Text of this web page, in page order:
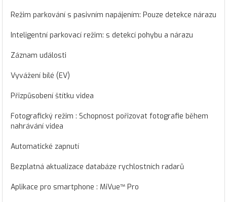
Režim parkování s pasivním napájením: Pouze detekce nárazu
Inteligentní parkovací režim: s detekcí pohybu a nárazu
Záznam události
Vyvážení bílé (EV)
Přizpůsobení štítku videa
Fotografický režim : Schopnost pořizovat fotografie během
nahrávání videa
Automatické zapnutí
Bezplatná aktualizace databáze rychlostních radarů
Aplikace pro smartphone : MiVue™ Pro